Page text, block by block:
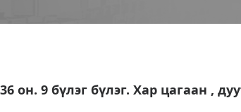
он. 9 бүлэг бүлэг. Хар цагаан ,